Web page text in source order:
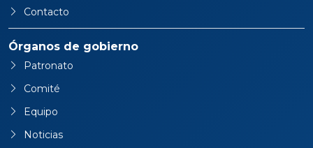
Contacto
Órganos de gobierno
Patronato
Comité
Equipo
Noticias